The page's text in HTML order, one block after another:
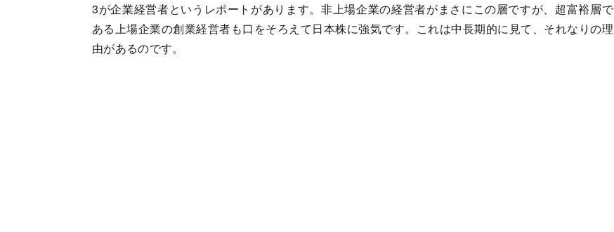
3が企業経営者というレポートがあります。非上場企業の経営者がまさにこの層ですが、超富裕層で
ある上場企業の創業経営者も口をそろえて日本株に強気です。これは中長期的に見て、それなりの理
由があるのです。